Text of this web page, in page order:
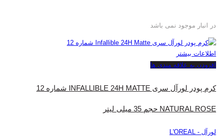
در انبار موجود نمی باشد
اطلاعات بیشتر
افزودن به علاقه مندی ها
کرم پودر لورآل سری INFALLIBLE 24H MATTE شماره 12
NATURAL ROSE حجم 35 میلی‌ لیتر
لورآل - L'OREAL